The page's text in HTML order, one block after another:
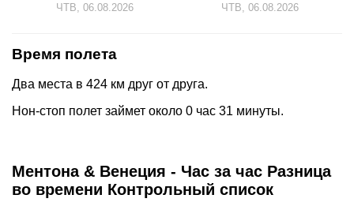
ЧТВ, 06.08.2026 ЧТВ, 06.08.2026
Время полета
Два места в 424 км друг от друга.
Нон-стоп полет займет около 0 час 31 минуты.
Ментона & Венеция - Час за час Разница
во времени Контрольный список